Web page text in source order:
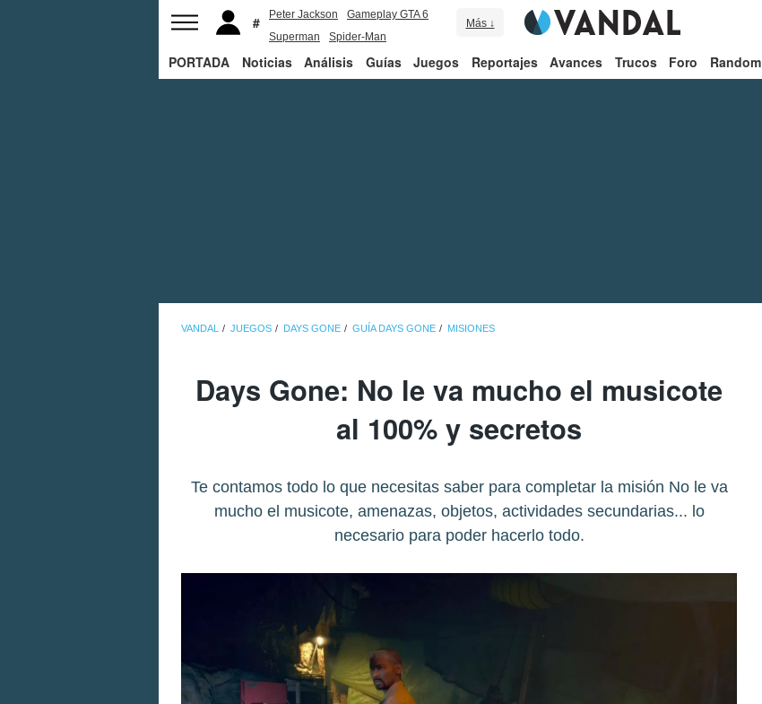
Peter Jackson
Gameplay GTA 6
Superman
Spider-Man
Más ↓
PORTADA Noticias Análisis Guías Juegos Reportajes Avances Trucos Foro Random
VANDAL JUEGOS DAYS GONE GUÍA DAYS GONE MISIONES
Days Gone: No le va mucho el musicote
al 100% y secretos
Te contamos todo lo que necesitas saber para completar la misión No le va
mucho el musicote, amenazas, objetos, actividades secundarias... lo
necesario para poder hacerlo todo.